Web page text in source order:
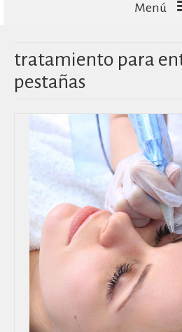
Menú
TECNOLOGÍA
MASAJES
tratamiento para
pestañas